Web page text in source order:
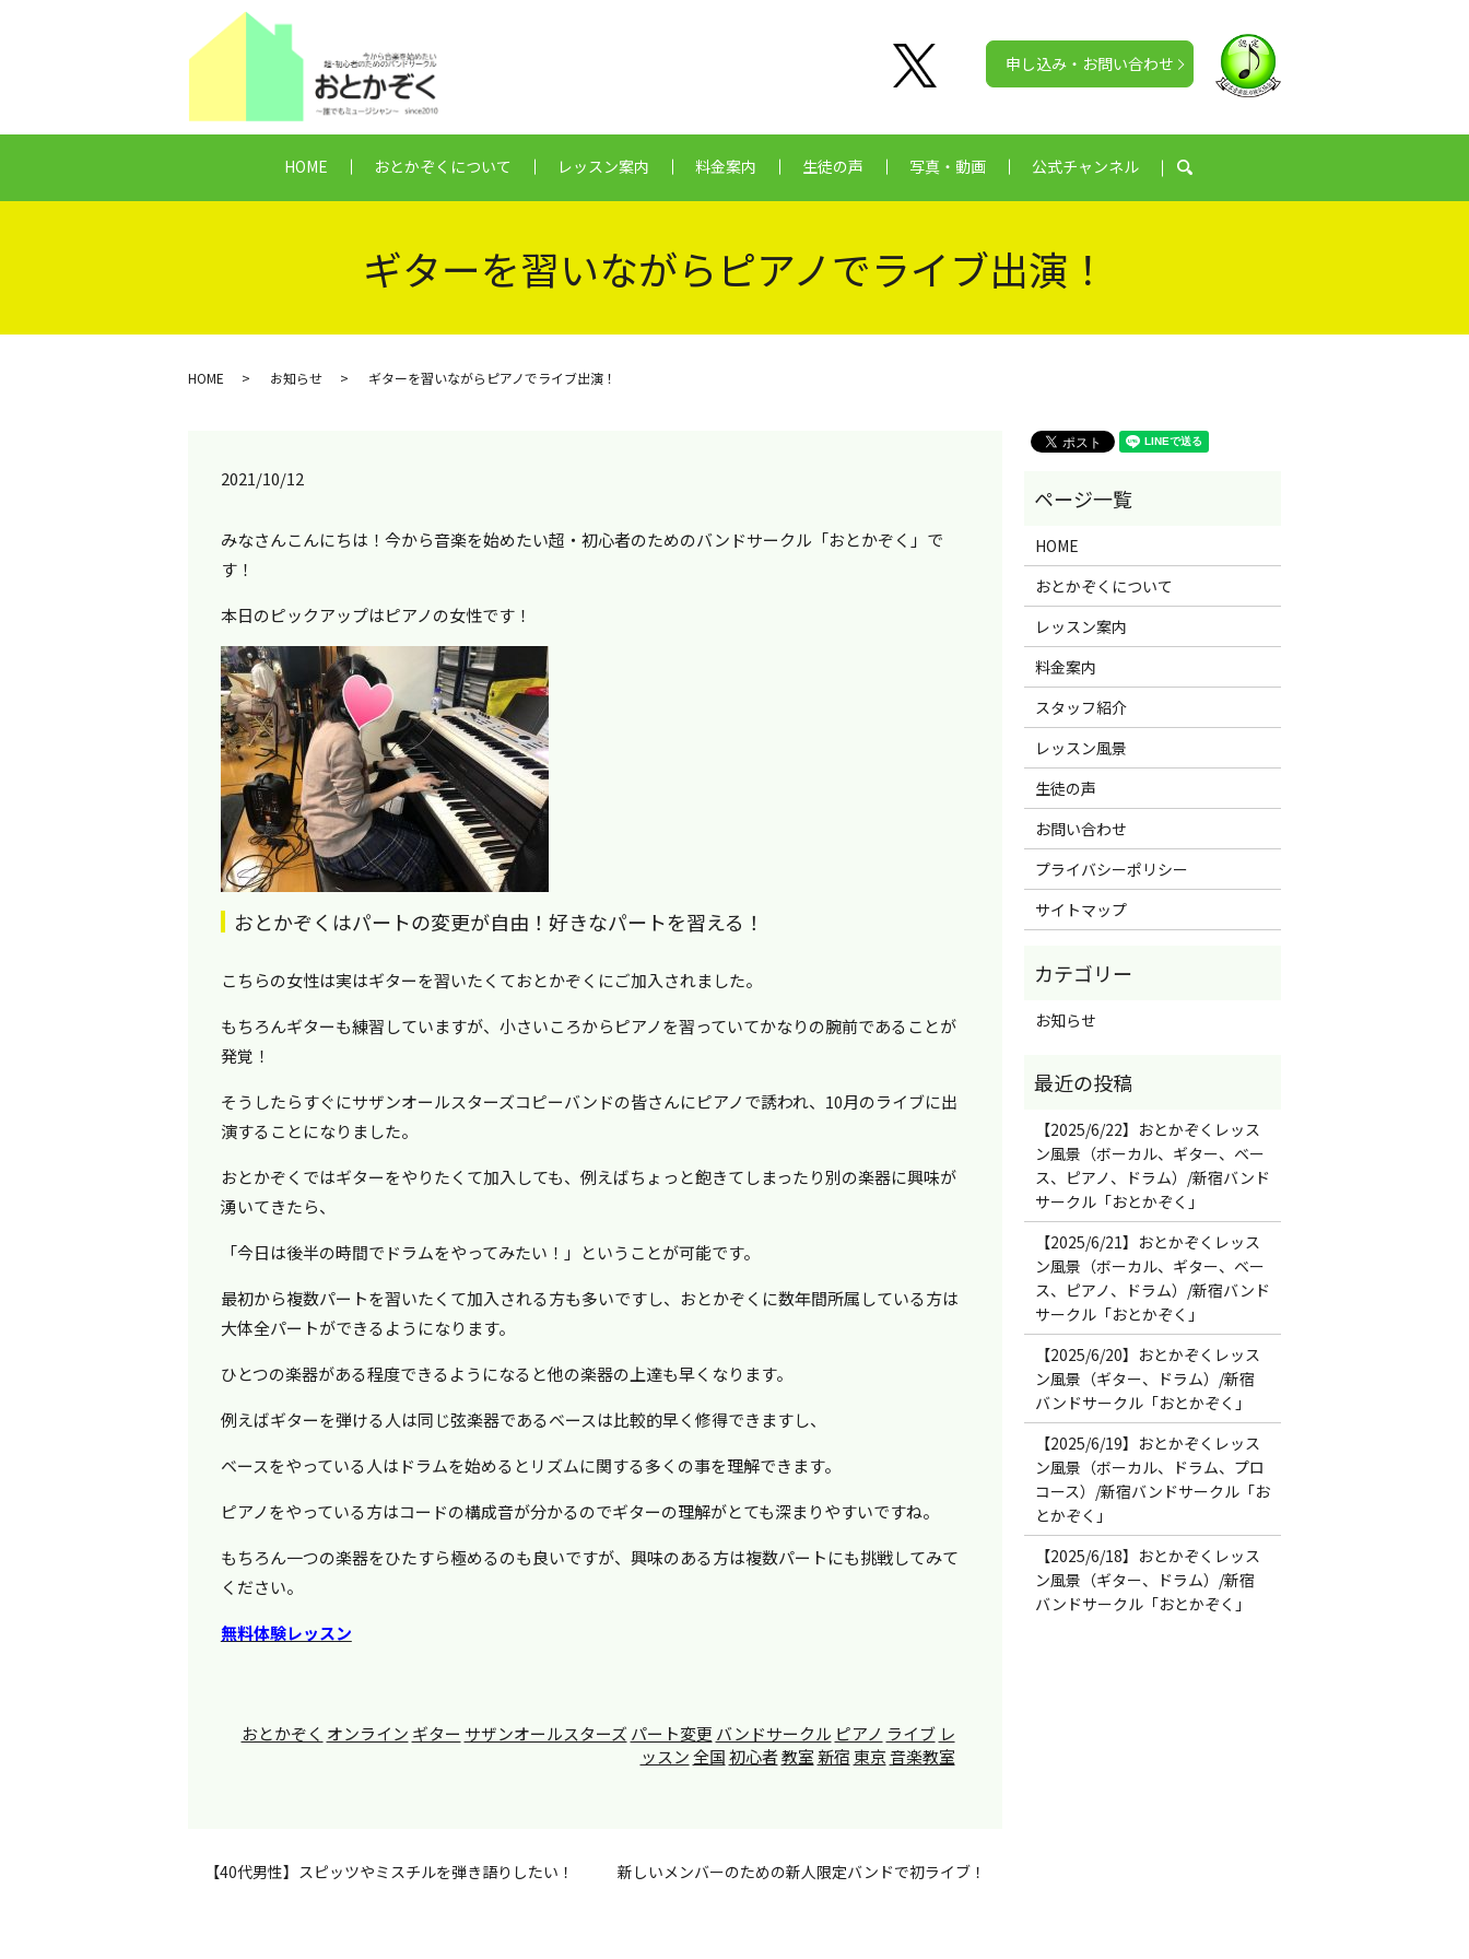
HOME おとかぞくについて レッスン案内 料金案内 生徒の声 写真・動画 公式チャンネル search
申し込み・お問い合わせ
ギターを習いながらピアノでライブ出演！
HOME お知らせ ギターを習いながらピアノでライブ出演！
2021/10/12
みなさんこんにちは！今から音楽を始めたい超・初心者のためのバンドサークル「おとかぞく」で
す！
本日のピックアップはピアノの女性です！
おとかぞくはパートの変更が自由！好きなパートを習える！
こちらの女性は実はギターを習いたくておとかぞくにご加入されました。
もちろんギターも練習していますが、小さいころからピアノを習っていてかなりの腕前であることが
発覚！
そうしたらすぐにサザンオールスターズコピーバンドの皆さんにピアノで誘われ、10月のライブに出
演することになりました。
おとかぞくではギターをやりたくて加入しても、例えばちょっと飽きてしまったり別の楽器に興味が
湧いてきたら、
「今日は後半の時間でドラムをやってみたい！」ということが可能です。
最初から複数パートを習いたくて加入される方も多いですし、おとかぞくに数年間所属している方は
大体全パートができるようになります。
ひとつの楽器がある程度できるようになると他の楽器の上達も早くなります。
例えばギターを弾ける人は同じ弦楽器であるベースは比較的早く修得できますし、
ベースをやっている人はドラムを始めるとリズムに関する多くの事を理解できます。
ピアノをやっている方はコードの構成音が分かるのでギターの理解がとても深まりやすいですね。
もちろん一つの楽器をひたすら極めるのも良いですが、興味のある方は複数パートにも挑戦してみて
ください。
無料体験レッスン
おとかぞく オンライン ギター サザンオールスターズ パート変更 バンドサークル ピアノ ライブ レ
ッスン全国初心者教室 新宿 東京音楽教室
【40代男性】スピッツやミスチルを弾き語りしたい！ 新しいメンバーのための新人限定バンドで初ライブ！
HOME
おとかぞくについて
レッスン案内
料金案内
スタッフ紹介
レッスン風景
生徒の声
お問い合わせ
プライバシーポリシー
サイトマップ
お知らせ
【2025/6/22】おとかぞくレッス
ン風景（ボーカル、ギター、ベー
ス、ピアノ、ドラム）/新宿バンド
サークル「おとかぞく」
【2025/6/21】おとかぞくレッス
ン風景（ボーカル、ギター、ベー
ス、ピアノ、ドラム）/新宿バンド
サークル「おとかぞく」
【2025/6/20】おとかぞくレッス
ン風景（ギター、ドラム）/新宿
バンドサークル「おとかぞく」
【2025/6/19】おとかぞくレッス
ン風景（ボーカル、ドラム、プロ
コース）/新宿バンドサークル「お
とかぞく」
【2025/6/18】おとかぞくレッス
ン風景（ギター、ドラム）/新宿
バンドサークル「おとかぞく」